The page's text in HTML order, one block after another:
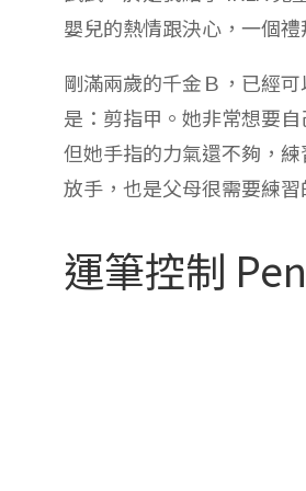
嬰兒的熱情跟決心，一個
剛滿兩歲的千金Ｂ，已經
是：剪指甲。她非常想要
但她手指的力氣還不夠，
放手，也是父母很需要練習
運筆控制